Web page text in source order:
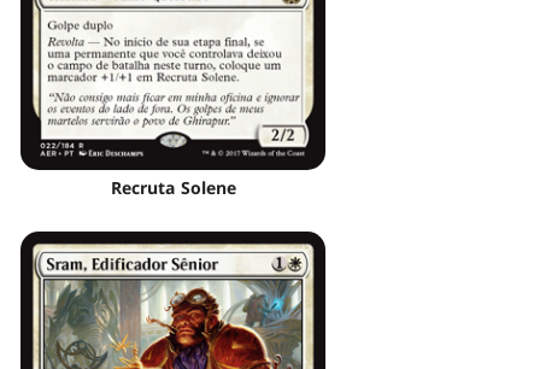
Recruta Solene